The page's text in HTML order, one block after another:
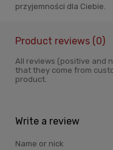
przyjemności dla Ciebie.
Product reviews (0)
All reviews (positive and
that they come from
product.
Write a review
Name or nick